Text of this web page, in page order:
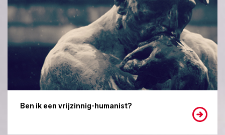
Ben ik een vrijzinnig-humanist?